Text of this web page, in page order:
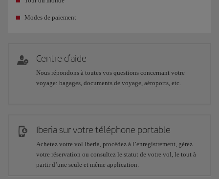
Modes de paiement
Centre d’aide
Nous répondons à toutes vos questions concernant votre
voyage: bagages, documents de voyage, aéroports, etc.
Iberia sur votre téléphone portable
Achetez votre vol Iberia, procédez à l’enregistrement, gérez
votre réservation ou consultez le statut de votre vol, le tout à
partir d’une seule et même application.